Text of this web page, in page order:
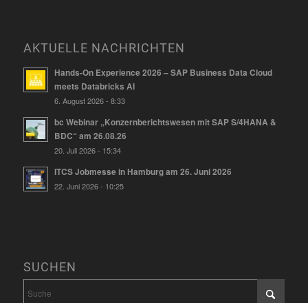
AKTUELLE NACHRICHTEN
Hands-On Experience 2026 – SAP Business Data Cloud
meets Databricks AI
6. August 2026 - 8:33
bc Webinar „Konzernberichtswesen mit SAP S/4HANA &
BDC“ am 26.08.26
20. Juli 2026 - 15:34
ITCS Jobmesse in Hamburg am 26. Juni 2026
22. Juni 2026 - 10:25
SUCHEN